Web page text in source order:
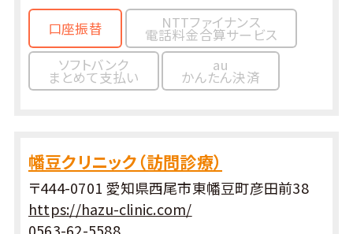
口座振替 NTTファイナンス
電話料金合算サービス
ソフトバンク
まとめて支払い
au
かんたん決済
幡豆クリニック（訪問診療）
〒444-0701 愛知県西尾市東幡豆町彦田前38
https://hazu-clinic.com/
0563-62-5588